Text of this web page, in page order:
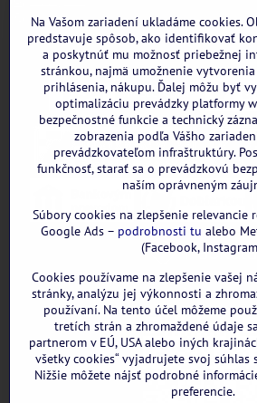
WhatsApp
GOOGLE recenzie:
Na Vašom zariadení ukladáme cookies.
predstavuje spôsob, ako identifikovať
a poskytnúť mu možnosť priebežnej
stránkou, najmä umožnenie
prihlásenia, nákupu. Ďalej môžu byť
optimalizáciu prevádzky platformy
bezpečnostné funkcie a technický
zobrazenia podľa Vášho
prevádzkovateľom infraštruktúry.
funkčnosť, starať sa o prevádzkovú
naším oprávneným
Súbory cookies na zlepšenie relevancie
Google Ads – podrobnosti tu alebo
(Facebook,
Cookies používame na zlepšenie vašej
stránky, analýzu jej výkonnosti a
používaní. Na tento účel môžeme
tretích strán a zhromaždené údaje
partnerom v EÚ, USA alebo iných
všetky cookies“ vyjadrujete svoj súhlas
Nižšie môžete nájsť podrobné
preferencie.